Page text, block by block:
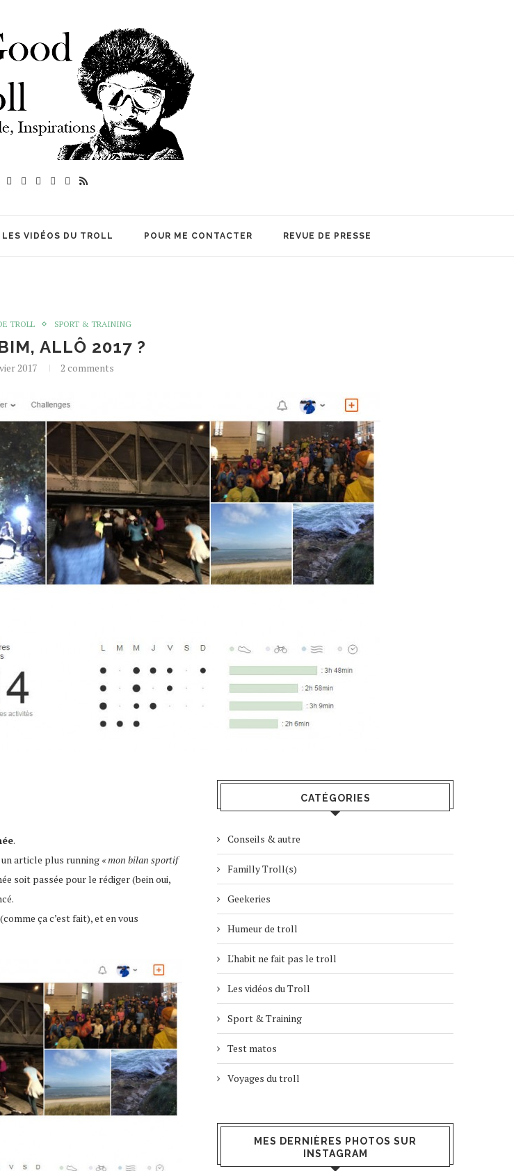
LES VIDÉOS DU TROLL POUR ME CONTACTER REVUE DE PRESSE
TROLL SPORT & TRAINING
ALLÔ 2017 ?
2017 2 comments
.
un article plus running« mon bilan sportif
soit passée pour le rédiger (bein oui,
(comme ça c’est fait), et en vous
CATÉGORIES
Conseils & autre
Familly Troll(s)
Geekeries
Humeur de troll
L'habit ne fait pas le troll
Les vidéos du Troll
Sport & Training
Test matos
Voyages du troll
MES DERNIÈRES PHOTOS SUR
INSTAGRAM